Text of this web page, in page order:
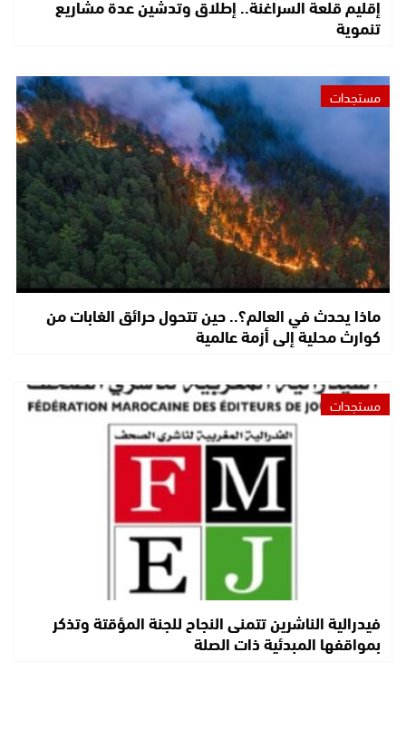
إقليم قلعة السراغنة.. إطلاق وتدشين عدة مشاريع
تنموية
مستجدات
ماذا يحدث في العالم؟.. حين تتحول حرائق الغابات من
كوارث محلية إلى أزمة عالمية
مستجدات
فيدرالية الناشرين تتمنى النجاح للجنة المؤقتة وتذكر
بمواقفها المبدئية ذات الصلة